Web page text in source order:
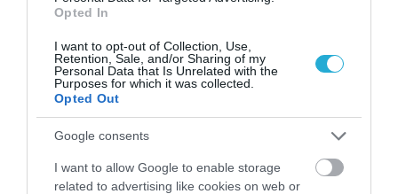
Opted In
I want to opt-out of Collection, Use,
Retention, Sale, and/or Sharing of my
Personal Data that Is Unrelated with the
Purposes for which it was collected.
Opted Out
Google consents
I want to allow Google to enable storage
related to advertising like cookies on web or
10.08.2026